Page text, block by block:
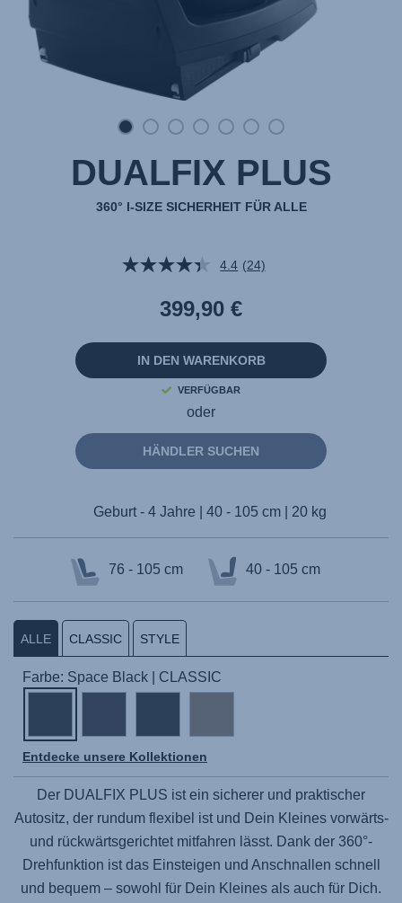
DUALFIX PLUS
360° I-SIZE SICHERHEIT FÜR ALLE
4.4 24
lesen.
Link
derselben
Seite.
(24)
399,90 €
IN DEN WARENKORB
VERFÜGBAR
oder
HÄNDLER SUCHEN
Geburt - 4 Jahre | 40 - 105 cm | 20 kg
76 - 105 cm 40 - 105 cm
ALLE CLASSIC STYLE
Farbe: Space Black | CLASSIC
Entdecke unsere Kollektionen
Der DUALFIX PLUS ist ein sicherer und praktischer
Autositz, der rundum flexibel ist und Dein Kleines vorwärts-
und rückwärtsgerichtet mitfahren lässt. Dank der 360°-
Drehfunktion ist das Einsteigen und Anschnallen schnell
und bequem – sowohl für Dein Kleines als auch für Dich.